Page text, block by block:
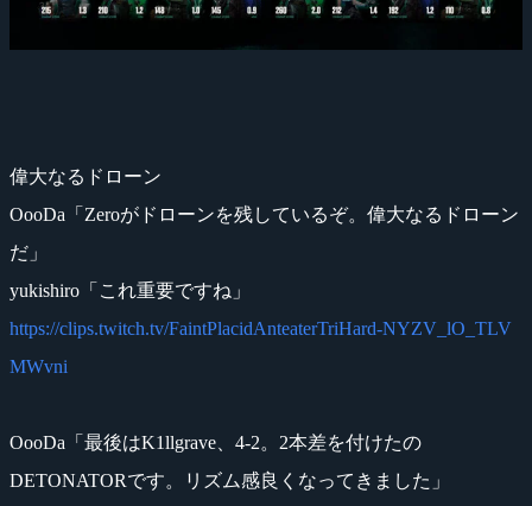
偉大なるドローン
OooDa「Zeroがドローンを残しているぞ。偉大なるドローン
だ」
yukishiro「これ重要ですね」
https://clips.twitch.tv/FaintPlacidAnteaterTriHard-NYZV_lO_TLV
MWvni
OooDa「最後はK1llgrave、4-2。2本差を付けたの
DETONATORです。リズム感良くなってきました」